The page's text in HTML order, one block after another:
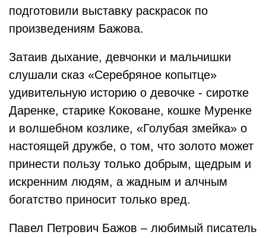
подготовили выставку раскрасок по
произведениям Бажова.
Затаив дыхание, девчонки и мальчишки
слушали сказ «Серебряное копытце»
удивительную историю о девочке - сиротке
Даренке, старике Коковане, кошке Муренке
и волшебном козлике, «Голубая змейка» о
настоящей дружбе, о том, что золото может
принести пользу только добрым, щедрым и
искренним людям, а жадным и алчным
богатство приносит только вред.
Павел Петрович Бажов – любимый писатель